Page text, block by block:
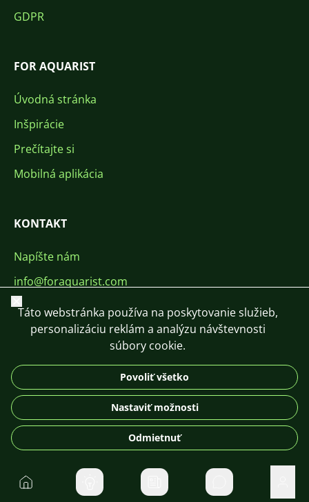
GDPR
FOR AQUARIST
Úvodná stránka
Inšpirácie
Prečítajte si
Mobilná aplikácia
KONTAKT
Napíšte nám
info@foraquarist.com
+420 603 449 602
DE
© 2026 For Aquarist
Domov Súkromné správy
Zavrieť
Táto webstránka používa na poskytovanie služieb,
personalizáciu reklám a analýzu návštevnosti
súbory cookie.
Povoliť všetko
Nastaviť možnosti
Odmietnuť